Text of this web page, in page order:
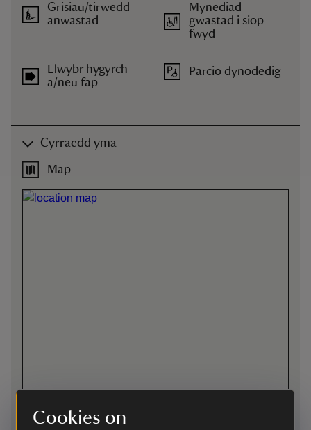
Cookies on
Grisiau/tirwedd
anwastad
Llwybr hygyrch
a/neu fap
Mynediad
gwastad i siop
fwyd
Parcio dynodedig
Cyrraedd yma
Map
Cyfarwyddiadau trwy Google Maps